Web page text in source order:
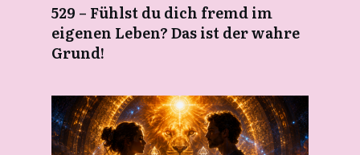
529 – Fühlst du dich fremd im
eigenen Leben? Das ist der wahre
Grund!